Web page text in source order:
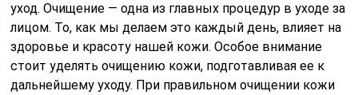
уход. Очищение — одна из главных процедур в уходе за
лицом. То, как мы делаем это каждый день, влияет на
здоровье и красоту нашей кожи. Особое внимание
стоит уделять очищению кожи, подготавливая ее к
дальнейшему уходу. При правильном очищении кожи